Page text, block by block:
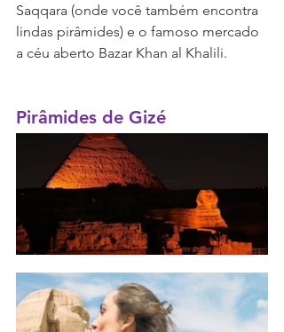
Saqqara (onde você também encontra
lindas pirâmides) e o famoso mercado
a céu aberto Bazar Khan al Khalili.
Pirâmides de Gizé